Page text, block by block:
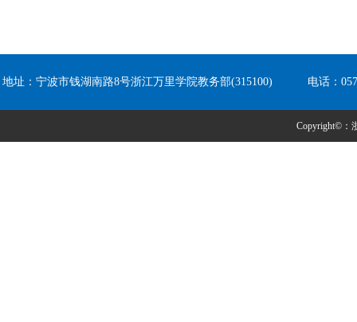
地址：宁波市钱湖南路8号浙江万里学院教务部(315100) 电话：
Copyright©：